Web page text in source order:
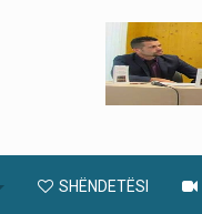
SHËNDETËSI